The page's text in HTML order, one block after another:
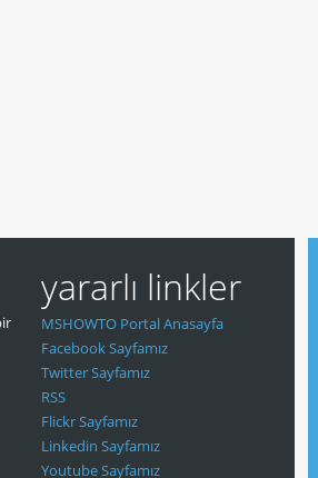
yararlı linkler
MSHOWTO Portal Anasayfa
Facebook Sayfamız
Twitter Sayfamız
RSS
Flickr Sayfamız
Linkedin Sayfamız
Youtube Sayfamız